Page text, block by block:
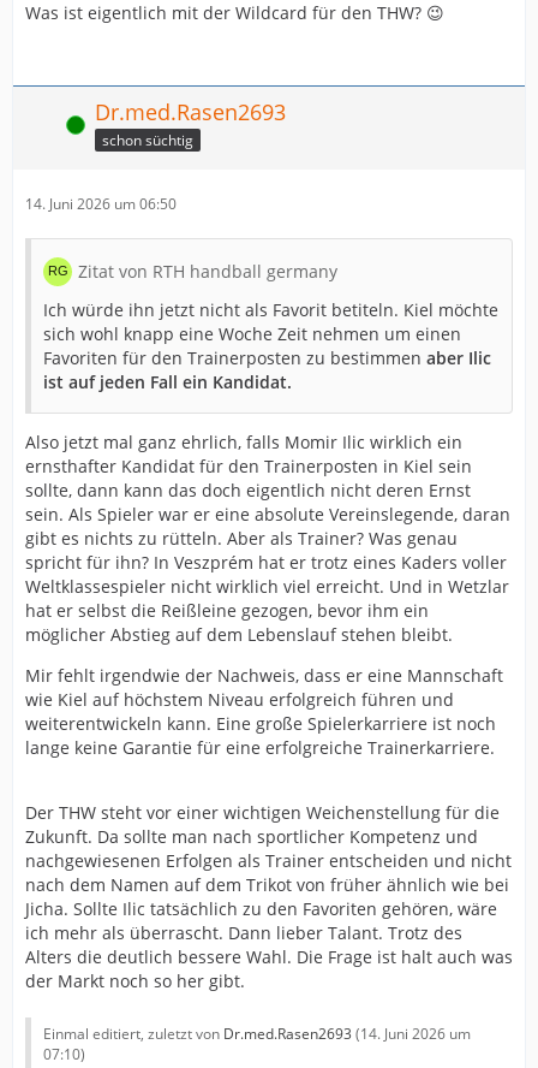
Was ist eigentlich mit der Wildcard für den THW? 😉
Online Dr.med.Rasen2693
schon süchtig
14. Juni 2026 um 06:50
Zitat von RTH handball germany
Ich würde ihn jetzt nicht als Favorit betiteln. Kiel möchte
sich wohl knapp eine Woche Zeit nehmen um einen
Favoriten für den Trainerposten zu bestimmen aber Ilic
ist auf jeden Fall ein Kandidat.
Also jetzt mal ganz ehrlich, falls Momir Ilic wirklich ein
ernsthafter Kandidat für den Trainerposten in Kiel sein
sollte, dann kann das doch eigentlich nicht deren Ernst
sein. Als Spieler war er eine absolute Vereinslegende, daran
gibt es nichts zu rütteln. Aber als Trainer? Was genau
spricht für ihn? In Veszprém hat er trotz eines Kaders voller
Weltklassespieler nicht wirklich viel erreicht. Und in Wetzlar
hat er selbst die Reißleine gezogen, bevor ihm ein
möglicher Abstieg auf dem Lebenslauf stehen bleibt.
Mir fehlt irgendwie der Nachweis, dass er eine Mannschaft
wie Kiel auf höchstem Niveau erfolgreich führen und
weiterentwickeln kann. Eine große Spielerkarriere ist noch
lange keine Garantie für eine erfolgreiche Trainerkarriere.
Der THW steht vor einer wichtigen Weichenstellung für die
Zukunft. Da sollte man nach sportlicher Kompetenz und
nachgewiesenen Erfolgen als Trainer entscheiden und nicht
nach dem Namen auf dem Trikot von früher ähnlich wie bei
Jicha. Sollte Ilic tatsächlich zu den Favoriten gehören, wäre
ich mehr als überrascht. Dann lieber Talant. Trotz des
Alters die deutlich bessere Wahl. Die Frage ist halt auch was
der Markt noch so her gibt.
Einmal editiert, zuletzt von Dr.med.Rasen2693 (14. Juni 2026 um
07:10)